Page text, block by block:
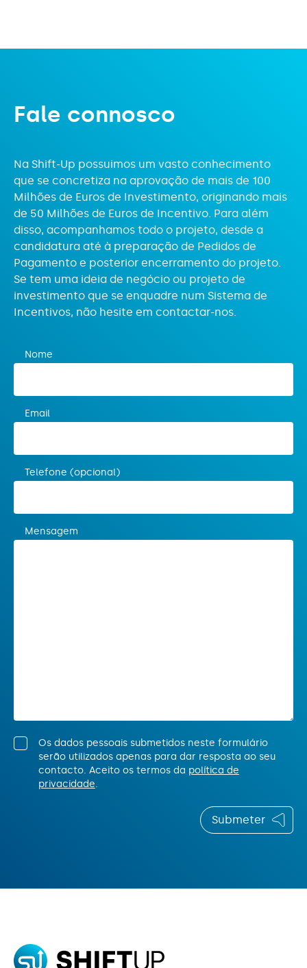
SIID – I&D Empresarial - Operações
Individuais e em Copromoção
SIID – I&D Empresarial - Operações
Individuais ou em Copromoção – Roteiros
Tecnológicos Big Science
SIID – I&D Empresarial - Projetos
Demonstradores Individuais e em
Copromoção
SIID – Internacionalização de I&D –
Operações de I&D industrial à escala
europeia
Sistema de Incentivos de Base Territorial - ITI
CIM da Região Beiras e Serra da Estrela –
Sistema de Incentivos de Base Territorial - ITI
Sistema de Incentivos de Base Territorial - ITI
Sistema de Incentivos de Base Territorial - ITI
Sistema de Incentivos de Base Territorial –
Algarve
SITCE - Eficiência Energética e
Biotecnologia – Operações em Copromoção
Fale connosco
Na Shift-Up possuimos um vasto conhecimento
que se concretiza na aprovação de mais de 100
Milhões de Euros de Investimento, originando mais
de 50 Milhões de Euros de Incentivo. Para além
disso, acompanhamos todo o projeto, desde a
candidatura até à preparação de Pedidos de
Pagamento e posterior encerramento do projeto.
Se tem uma ideia de negócio ou projeto de
investimento que se enquadre num Sistema de
Incentivos, não hesite em contactar-nos.
Nome
Email
Telefone (opcional)
Mensagem
Os dados pessoais submetidos neste formulário
serão utilizados apenas para dar resposta ao seu
contacto. Aceito os termos da política de
privacidade.
Submeter